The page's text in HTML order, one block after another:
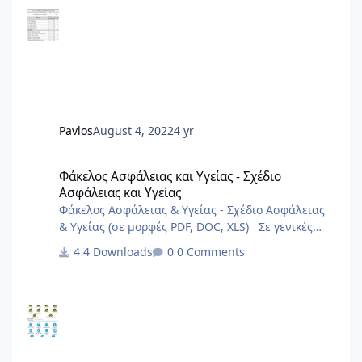
PavlosAugust 4, 20224 yr
Φάκελος Ασφάλειας και Υγείας - Σχέδιο
Ασφάλειας και Υγείας
Φάκελος Ασφάλειας & Υγείας - Σχέδιο Ασφάλειας
& Υγείας (σε μορφές PDF, DOC, XLS) Σε γενικές
μπορούν να καλύψουν σημαντικό φάσμα έργων.
4 Downloads 0 Comments